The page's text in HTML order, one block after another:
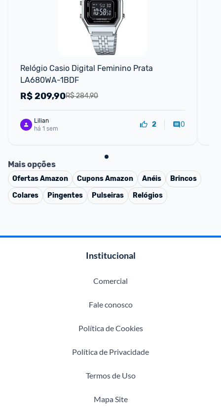
Relógio Casio Digital Feminino Prata
LA680WA-1BDF
R$ 284,90
R$209,90
Lilian
há 1 sem
2 0
Mais opções
OfertasAmazon CuponsAmazon Anéis
Brincos
Colares
Pingentes Pulseiras Relógios
Institucional
Comercial
Fale conosco
Política de Cookies
Política de Privacidade
Termos de Uso
Mapa Site